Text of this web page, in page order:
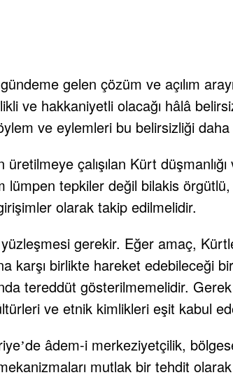
gelen çözüm ve açılım
ve hakkaniyetli olacağı hâlâ
ve eylemleri bu belirsizliği daha
çalışılan Kürt
tepkiler değil bilakis
olarak takip edilmelidir.
gerekir. Eğer amaç,
karşı birlikte hareket edebileceği
tereddüt gösterilmemelidir.
ve etnik kimlikleri eşit kabul
’de âdem-i merkeziyetçilik,
mutlak bir tehdit